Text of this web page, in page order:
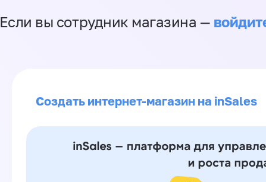
Если вы сотрудник магазина —
Создать интернет-магазин на inSales